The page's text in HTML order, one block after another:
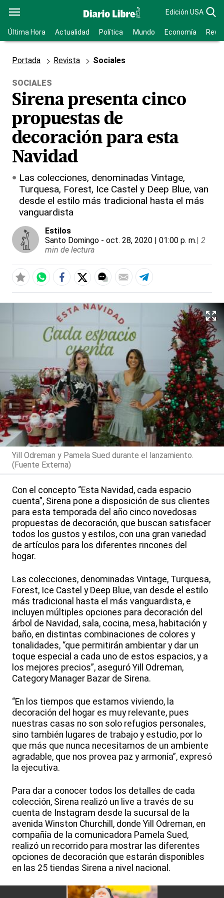
Edición USA
Última Hora Actualidad Política Mundo Economía
Portada Revista Sociales
SOCIALES
Sirena presenta cinco
propuestas de
decoración para esta
Navidad
Las colecciones, denominadas Vintage,
Turquesa, Forest, Ice Castel y Deep Blue, van
desde el estilo más tradicional hasta el más
vanguardista
Estilos
Santo Domingo - oct. 28, 2020 | 01:00 p. m.| 2
min de lectura
Yill Odreman y Pamela Sued durante el lanzamiento.
(Fuente Externa)
Con el concepto “Esta Navidad, cada espacio
cuenta”, Sirena pone a disposición de sus clientes
para esta temporada del año cinco novedosas
propuestas de decoración, que buscan satisfacer
todos los gustos y estilos, con una gran variedad
de artículos para los diferentes rincones del
hogar.
Las colecciones, denominadas Vintage, Turquesa,
Forest, Ice Castel y Deep Blue, van desde el estilo
más tradicional hasta el más vanguardista, e
incluyen múltiples opciones para decoración del
árbol de Navidad, sala, cocina, mesa, habitación y
baño, en distintas combinaciones de colores y
tonalidades, “que permitirán ambientar y dar un
toque especial a cada uno de estos espacios, y a
los mejores precios”, aseguró Yill Odreman,
Category Manager Bazar de Sirena.
“En los tiempos que estamos viviendo, la
decoración del hogar es muy relevante, pues
nuestras casas no son solo refugios personales,
sino también lugares de trabajo y estudio, por lo
que más que nunca necesitamos de un ambiente
agradable, que nos provea paz y armonía”, expresó
la ejecutiva.
Para dar a conocer todos los detalles de cada
colección, Sirena realizó un live a través de su
cuenta de Instagram desde la sucursal de la
avenida Winston Churchill, donde Yill Odreman, en
compañía de la comunicadora Pamela Sued,
realizó un recorrido para mostrar las diferentes
opciones de decoración que estarán disponibles
en las 25 tiendas Sirena a nivel nacional.